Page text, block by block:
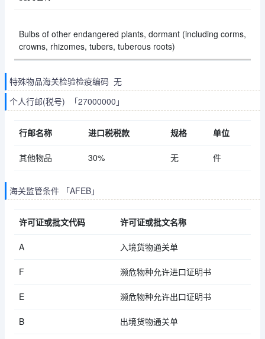
Bulbs of other endangered plants, dormant (including corms,
crowns, rhizomes, tubers, tuberous roots)
特殊物品海关检验检疫编码 无
个人行邮(税号) 「27000000」
行邮名称 进口税税款 规格 单位
其他物品 30% 无 件
海关监管条件 「AFEB」
许可证或批文代码 许可证或批文名称
A 入境货物通关单
F 濒危物种允许进口证明书
E 濒危物种允许出口证明书
B 出境货物通关单